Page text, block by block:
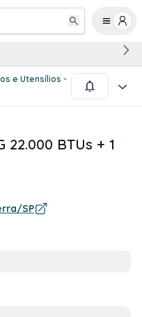
e Utensílios -
22.000 BTUs + 1
SP